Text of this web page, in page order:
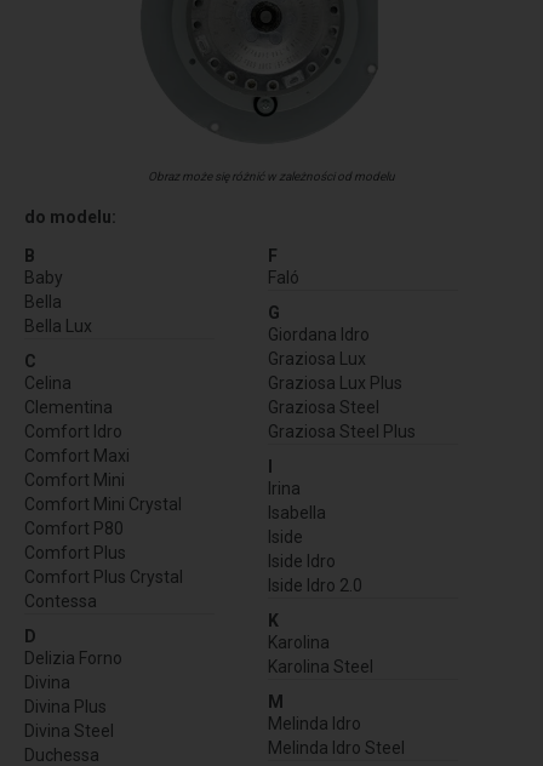
Obraz może się różnić w zależności od modelu
do modelu:
B
Baby
Bella
Bella Lux
C
Celina
Clementina
Comfort Idro
Comfort Maxi
Comfort Mini
Comfort Mini Crystal
Comfort P80
Comfort Plus
Comfort Plus Crystal
Contessa
D
Delizia Forno
Divina
Divina Plus
Divina Steel
Duchessa
F
Faló
G
Giordana Idro
Graziosa Lux
Graziosa Lux Plus
Graziosa Steel
Graziosa Steel Plus
I
Irina
Isabella
Iside
Iside Idro
Iside Idro 2.0
K
Karolina
Karolina Steel
M
Melinda Idro
Melinda Idro Steel